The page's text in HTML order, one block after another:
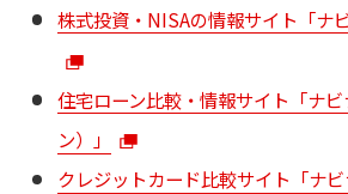
株式投資・NISAの情報サイト「ナ
住宅ローン比較・情報サイト「ナ
ン）」
クレジットカード比較サイト「ナ